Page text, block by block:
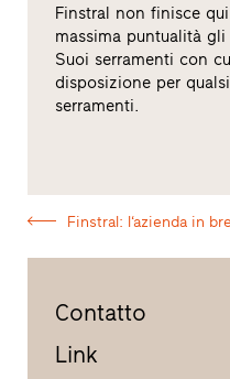
Finstral non finisce
massima puntualità
Suoi serramenti con
disposizione per
serramenti.
Finstral: l‘azienda in
Contatto
Link